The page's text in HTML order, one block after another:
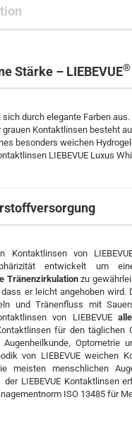
Stärke – LIEBEVUE®
durch elegante Farben
Kontaktlinsen besteht
besonders weichen
LIEBEVUE Luxus
Kontaktlinsen von
entwickelt um
Tränenzirkulationzu
er leicht angehoben wird.
und Tränenfluss mit
von LIEBEVUE
für den
Augenheilkunde, Optometrie
von LIEBEVUE weichen
meisten menschlichen
LIEBEVUE Kontaktlinsen
ISO 13485 für